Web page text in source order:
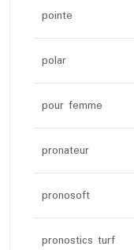
pointe
polar
pour femme
pronateur
pronosoft
pronostics turf